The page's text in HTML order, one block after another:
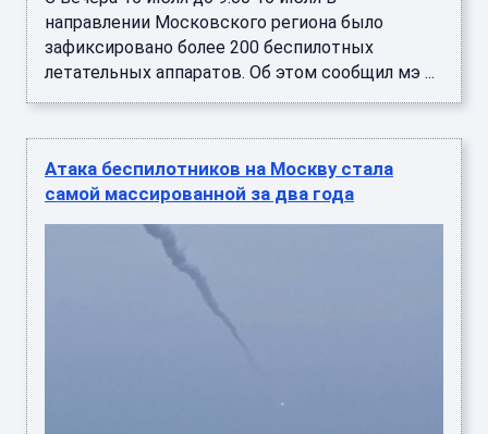
направлении Московского региона было
зафиксировано более 200 беспилотных
летательных аппаратов. Об этом сообщил мэ ...
Атака беспилотников на Москву стала
самой массированной за два года